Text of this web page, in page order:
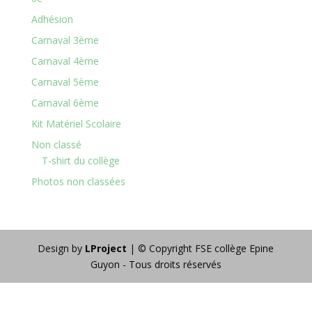
Adhésion
Carnaval 3ème
Carnaval 4ème
Carnaval 5ème
Carnaval 6ème
Kit Matériel Scolaire
Non classé
T-shirt du collège
Photos non classées
Design by LProject | © Copyright FSE collège Epine
Guyon - Tous droits réservés